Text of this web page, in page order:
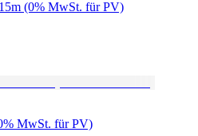
(0% MwSt. für PV)
MwSt. für PV)